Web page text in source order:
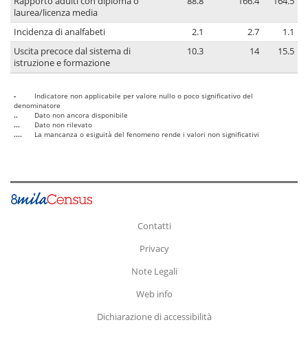
laurea/licenza media
Incidenza di analfabeti 2.1 2.7
1.1
Uscita precoce dal sistema di
istruzione e formazione
10.3 14 15.5
-
Indicatore non applicabile per valore nullo o poco significativo del
denominatore
..
Dato non ancora disponibile
...
Dato non rilevato
....
La mancanza o esiguità del fenomeno rende i valori non significativi
Contatti
Privacy
Note Legali
Web info
Dichiarazione di accessibilità